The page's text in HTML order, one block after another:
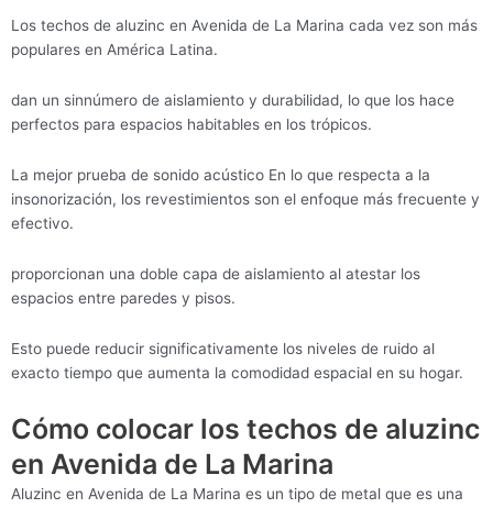
Los techos de aluzinc en Avenida de La Marina cada vez son más
populares en América Latina.
dan un sinnúmero de aislamiento y durabilidad, lo que los hace
perfectos para espacios habitables en los trópicos.
La mejor prueba de sonido acústico En lo que respecta a la
insonorización, los revestimientos son el enfoque más frecuente y
efectivo.
proporcionan una doble capa de aislamiento al atestar los
espacios entre paredes y pisos.
Esto puede reducir significativamente los niveles de ruido al
exacto tiempo que aumenta la comodidad espacial en su hogar.
Cómo colocar los techos de aluzinc
en Avenida de La Marina
Aluzinc en Avenida de La Marina es un tipo de metal que es una